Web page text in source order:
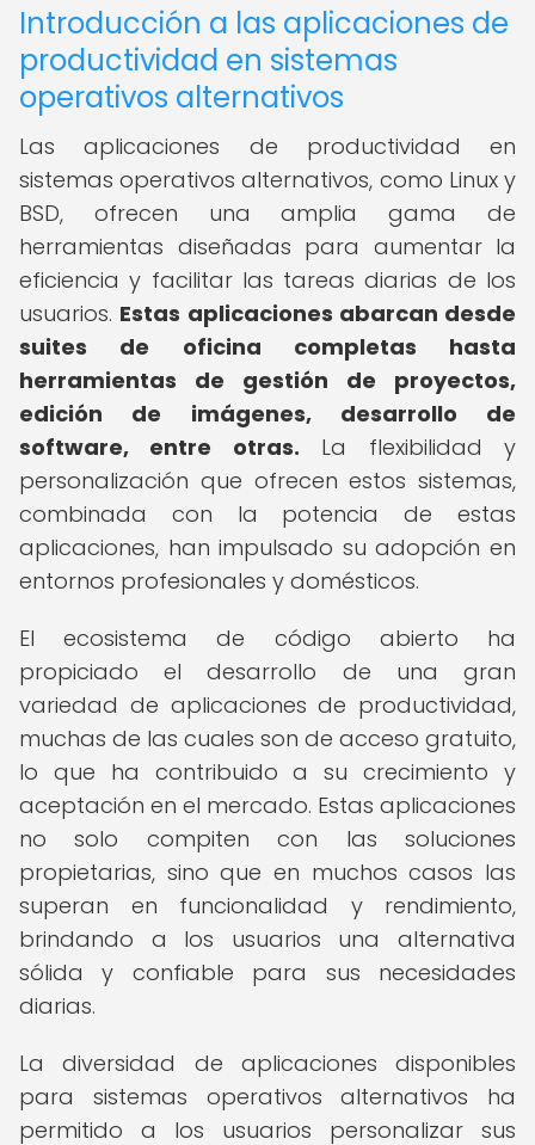
Introducción a las aplicaciones de
productividad en sistemas
operativos alternativos
Las aplicaciones de productividad en
sistemas operativos alternativos, como Linux y
BSD, ofrecen una amplia gama de
herramientas diseñadas para aumentar la
eficiencia y facilitar las tareas diarias de los
usuarios. Estas aplicaciones abarcan desde
suites de oficina completas hasta
herramientas de gestión de proyectos,
edición de imágenes, desarrollo de
software, entre otras. La flexibilidad y
personalización que ofrecen estos sistemas,
combinada con la potencia de estas
aplicaciones, han impulsado su adopción en
entornos profesionales y domésticos.
El ecosistema de código abierto ha
propiciado el desarrollo de una gran
variedad de aplicaciones de productividad,
muchas de las cuales son de acceso gratuito,
lo que ha contribuido a su crecimiento y
aceptación en el mercado. Estas aplicaciones
no solo compiten con las soluciones
propietarias, sino que en muchos casos las
superan en funcionalidad y rendimiento,
brindando a los usuarios una alternativa
sólida y confiable para sus necesidades
diarias.
La diversidad de aplicaciones disponibles
para sistemas operativos alternativos ha
permitido a los usuarios personalizar sus